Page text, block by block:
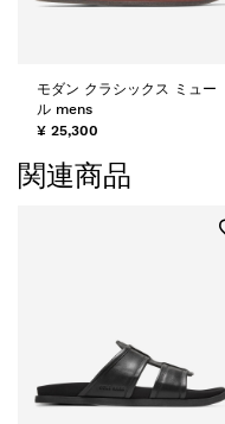
モダン クラシックス ミュー
ル mens
¥ 25,300
関連商品